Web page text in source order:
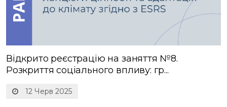
12 Черв 2025
Відкрито реєстрацію на заняття №8.
Розкриття соціального впливу: гр...